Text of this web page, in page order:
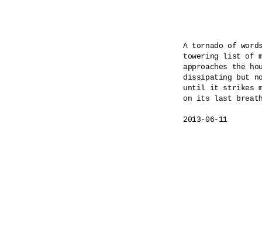
A tornado of
towering list of
approaches the
dissipating but
until it strikes
on its last